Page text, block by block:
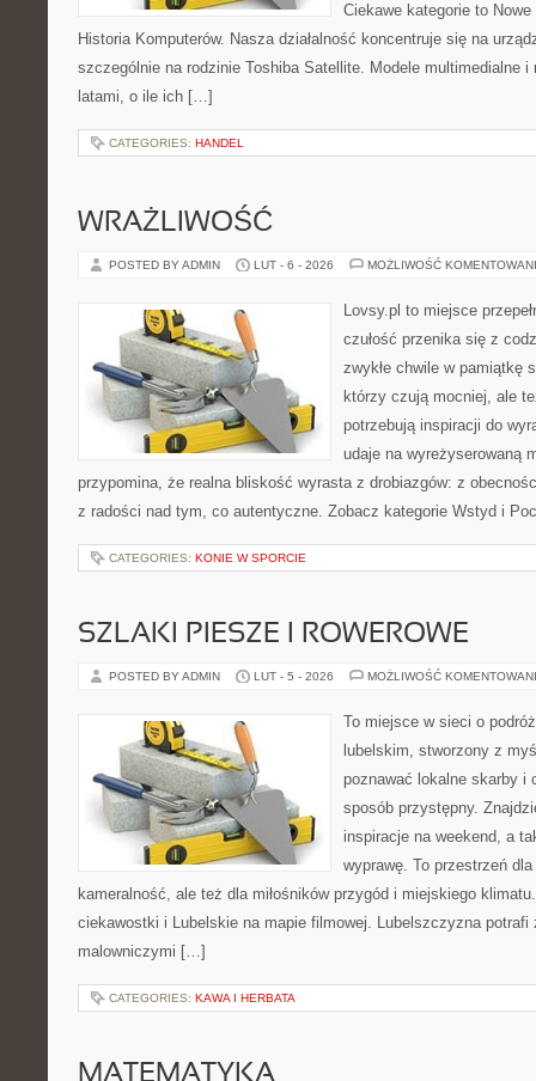
Ciekawe kategorie to
Historia Komputerów. Nasza działalność koncentruje się na
szczególnie na rodzinie Toshiba Satellite. Modele multimedialne i
latami, o ile ich […]
CATEGORIES: HANDEL
WRAŻLIWOŚĆ
POSTED BY ADMIN LUT - 6 - 2026 MOŻLIWOŚĆ
Lovsy.pl to miejsce
czułość przenika się z
zwykłe chwile w pamiątkę
którzy czują mocniej, ale
potrzebują inspiracji do
udaje na wyreżyserowaną
przypomina, że realna bliskość wyrasta z drobiazgów: z
z radości nad tym, co autentyczne. Zobacz kategorie Wstyd i
CATEGORIES: KONIE W SPORCIE
SZLAKI PIESZE I ROWEROWE
POSTED BY ADMIN LUT - 5 - 2026 MOŻLIWOŚĆ
To miejsce w sieci o
lubelskim, stworzony z
poznawać lokalne skarby i
sposób przystępny.
inspiracje na weekend, a
wyprawę. To przestrzeń
kameralność, ale też dla miłośników przygód i miejskiego
ciekawostki i Lubelskie na mapie filmowej. Lubelszczyzna
malowniczymi […]
CATEGORIES: KAWA I HERBATA
MATEMATYKA